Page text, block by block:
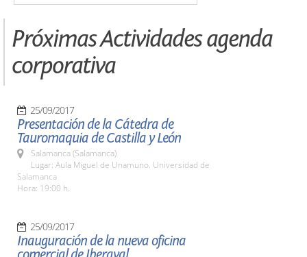
Próximas Actividades agenda
corporativa
25/09/2017
Presentación de la Cátedra de
Tauromaquia de Castilla y León
Salamanca (Salamanca)
Lugar: Aula Miguel de Unamuno. Universidad de
Salamanca
Hora: 19:00 h.
25/09/2017
Inauguración de la nueva oficina